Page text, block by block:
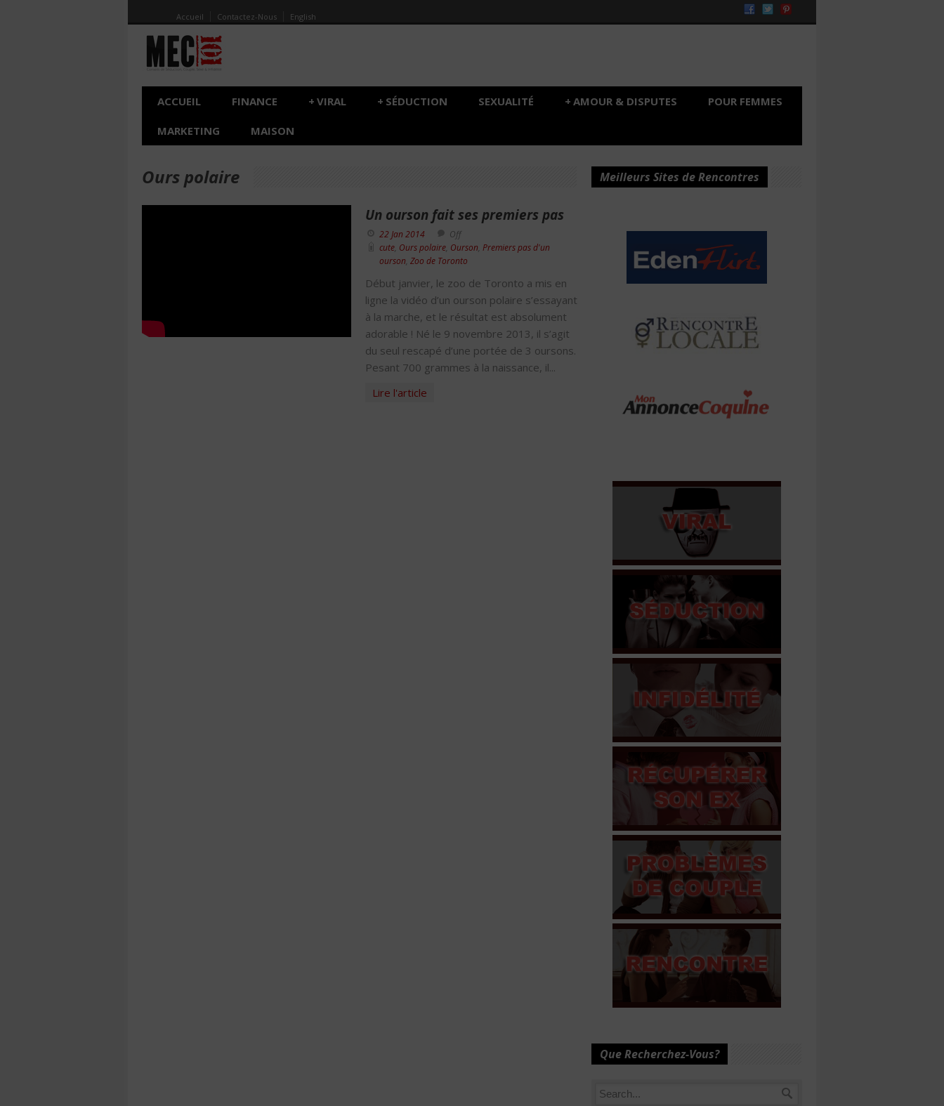
Accueil Contactez-Nous English
ACCUEIL FINANCE VIRAL
+ SÉDUCTION
+ SEXUALITÉ AMOUR & DISPUTES
+ POUR FEMMES
MARKETING MAISON
Ours polaire
Un ourson fait ses premiers pas
22 Jan 2014
Off
cute, Ours polaire, Ourson Premiers pas d'un
ourson Zoo de Toronto
Début janvier, le zoo de Toronto a mis en
ligne la vidéo d’un ourson polaire s’essayant
à la marche, et le résultat est absolument
adorable ! Né le 9 novembre 2013, il s’agit
du seul rescapé d’une portée de 3 oursons.
Pesant 700 grammes à la naissance, il...
Lire l'article
Meilleurs Sites de Rencontres
Que Recherchez-Vous?